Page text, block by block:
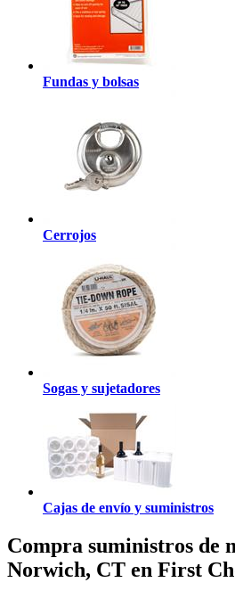
Fundas y bolsas
Cerrojos
Sogas y sujetadores
Cajas de envío y suministros
Compra suministros de
Norwich, CT en First